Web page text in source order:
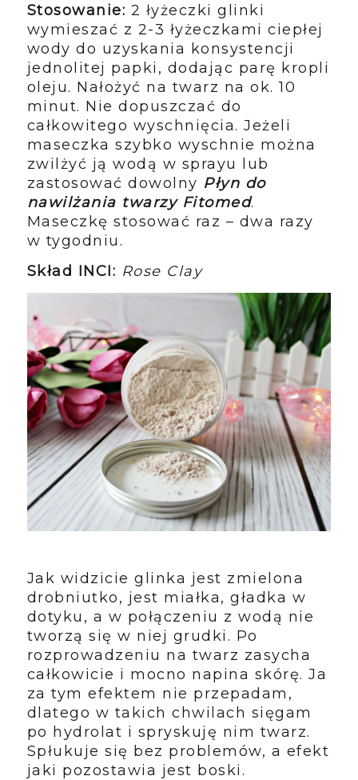
Stosowanie: 2 łyżeczki glinki
wymieszać z 2-3 łyżeczkami ciepłej
wody do uzyskania konsystencji
jednolitej papki, dodając parę kropli
oleju. Nałożyć na twarz na ok. 10
minut. Nie dopuszczać do
całkowitego wyschnięcia. Jeżeli
maseczka szybko wyschnie można
zwilżyć ją wodą w sprayu lub
zastosować dowolny Płyn do
nawilżania twarzy Fitomed.
Maseczkę stosować raz – dwa razy
w tygodniu.
Skład INCI: Rose Clay
Jak widzicie glinka jest zmielona
drobniutko, jest miałka, gładka w
dotyku, a w połączeniu z wodą nie
tworzą się w niej grudki. Po
rozprowadzeniu na twarz zasycha
całkowicie i mocno napina skórę. Ja
za tym efektem nie przepadam,
dlatego w takich chwilach sięgam
po hydrolat i spryskuję nim twarz.
Spłukuje się bez problemów, a efekt
jaki pozostawia jest boski.